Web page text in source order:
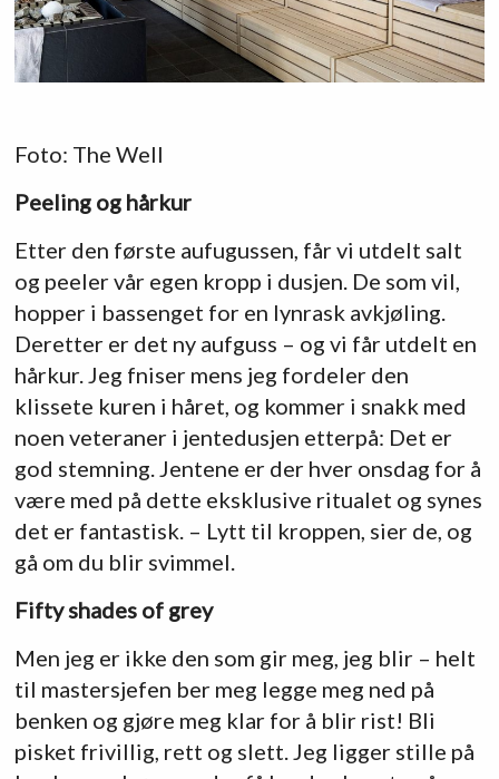
Foto: The Well
Peeling og hårkur
Etter den første aufugussen, får vi utdelt salt
og peeler vår egen kropp i dusjen. De som vil,
hopper i bassenget for en lynrask avkjøling.
Deretter er det ny aufguss – og vi får utdelt en
hårkur. Jeg fniser mens jeg fordeler den
klissete kuren i håret, og kommer i snakk med
noen veteraner i jentedusjen etterpå: Det er
god stemning. Jentene er der hver onsdag for å
være med på dette eksklusive ritualet og synes
det er fantastisk. – Lytt til kroppen, sier de, og
gå om du blir svimmel.
Fifty shades of grey
Men jeg er ikke den som gir meg, jeg blir – helt
til mastersjefen ber meg legge meg ned på
benken og gjøre meg klar for å blir rist! Bli
pisket frivillig, rett og slett. Jeg ligger stille på